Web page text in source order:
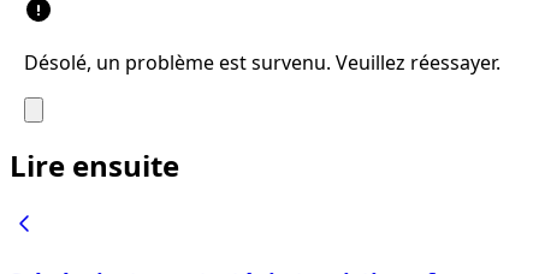
Désolé, un problème est survenu. Veuillez réessayer.
Lire ensuite